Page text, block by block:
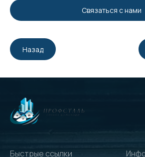
Связаться с нами
Назад
Быстрые ссылки